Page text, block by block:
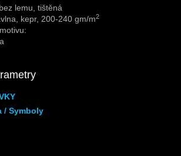
lemu, tištěná
kepr, 200-240 gm/m2
/ Symboly